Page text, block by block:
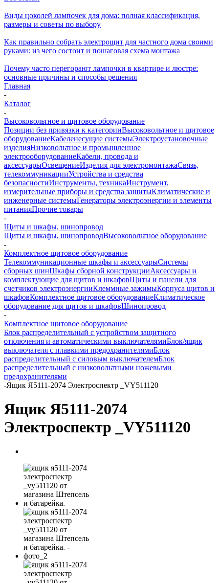
Виды цоколей лампочек для дома: полная классификация,
размеры и советы по выбору
Как правильно собрать электрощит для частного дома своими
руками: из чего состоит и пошаговая схема монтажа
Почему часто перегорают лампочки в квартире и люстре:
основные причины и способы решения
Главная
-
Каталог
-
Высоковольтное и щитовое оборудование
Позиции без привязки к категорииВысоковольтное и щитовое
оборудованиеКабеленесущие системыЭлектроустановочные
изделияНизковольтное и промышленное
электрооборудованиеКабели, провода и
аксессуарыОсвещениеИзделия для электромонтажаСвязь,
телекоммуникацииУстройства и средства
безопасностиИнструменты, техникаИнструмент,
измерительные приборы и средства защитыКлиматические и
инженерные системыГенераторы электроэнергии и элементы
питанияПрочие товары
-
Щиты и шкафы, шинопровод
Щиты и шкафы, шинопроводВысоковольтное оборудование
-
Комплектное щитовое оборудование
Телекоммуникационные шкафы и аксессуарыСистемы
сборных шинШкафы сборной конструкцииАксессуары и
комплектующие для щитов и шкафовЩиты и панели для
счетчиков электроэнергииКлеммные зажимыКорпуса щитов и
шкафовКомплектное щитовое оборудованиеКлиматическое
оборудование для щитов и шкафовШинопровод
-
Комплектное щитовое оборудование
Блок распределительный с устройством защитного
отключения и автоматическими выключателямиБлок/ящик
выключателя с плавкими предохранителямиБлок
распределительный с силовым выключателемБлок
распределительный с низковольтными ножевыми
предохранителями
-Ящик Я5111-2074 Электроспектр _VY511120
Ящик Я5111-2074
Электроспектр _VY511120